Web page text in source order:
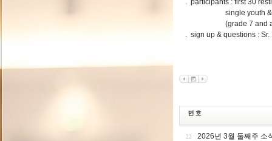
. participants : first 30
single youth &
(grade 7 and
. sign up & questions :
22 2026년 3월 둘째주 소